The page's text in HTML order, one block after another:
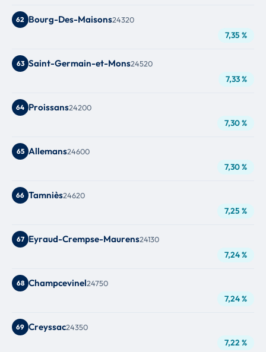
62 Bourg-Des-Maisons24320
7,35 %
63 Saint-Germain-et-Mons24520
7,33 %
64 Proissans24200
7,30 %
65 Allemans24600
7,30 %
66 Tamniès24620
7,25 %
67 Eyraud-Crempse-Maurens24130
7,24 %
68 Champcevinel24750
7,24 %
69 Creyssac24350
7,22 %